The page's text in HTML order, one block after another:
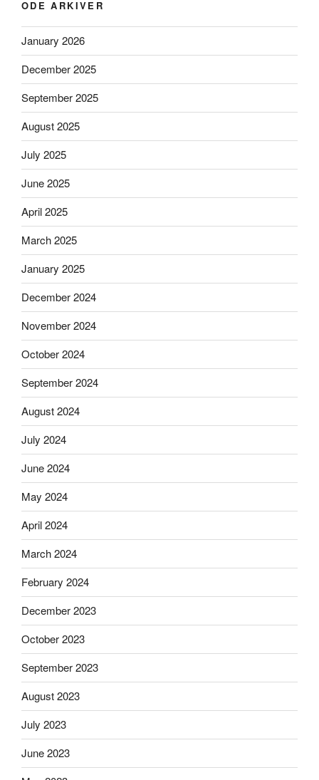
ODE ARKIVER
January 2026
December 2025
September 2025
August 2025
July 2025
June 2025
April 2025
March 2025
January 2025
December 2024
November 2024
October 2024
September 2024
August 2024
July 2024
June 2024
May 2024
April 2024
March 2024
February 2024
December 2023
October 2023
September 2023
August 2023
July 2023
June 2023